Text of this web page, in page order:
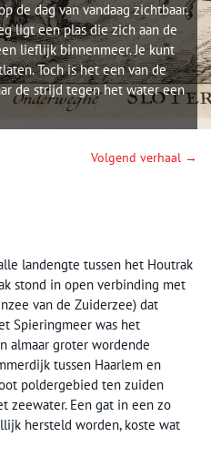
de dag van vandaag zichtbaar.
ligt een plas die zich aan de
lieflijk binnenmeer. Je kunt
Toch is het een van de
de strijd tegen het water een
Volgend verhaal →
landengte tussen het Houtrak
stond in open verbinding met
van de Zuiderzee) dat
Spieringmeer was het
almaar groter wordende
tussen Haarlem en
poldergebied ten zuiden
zeewater. Een gat in een zo
hersteld worden, koste wat